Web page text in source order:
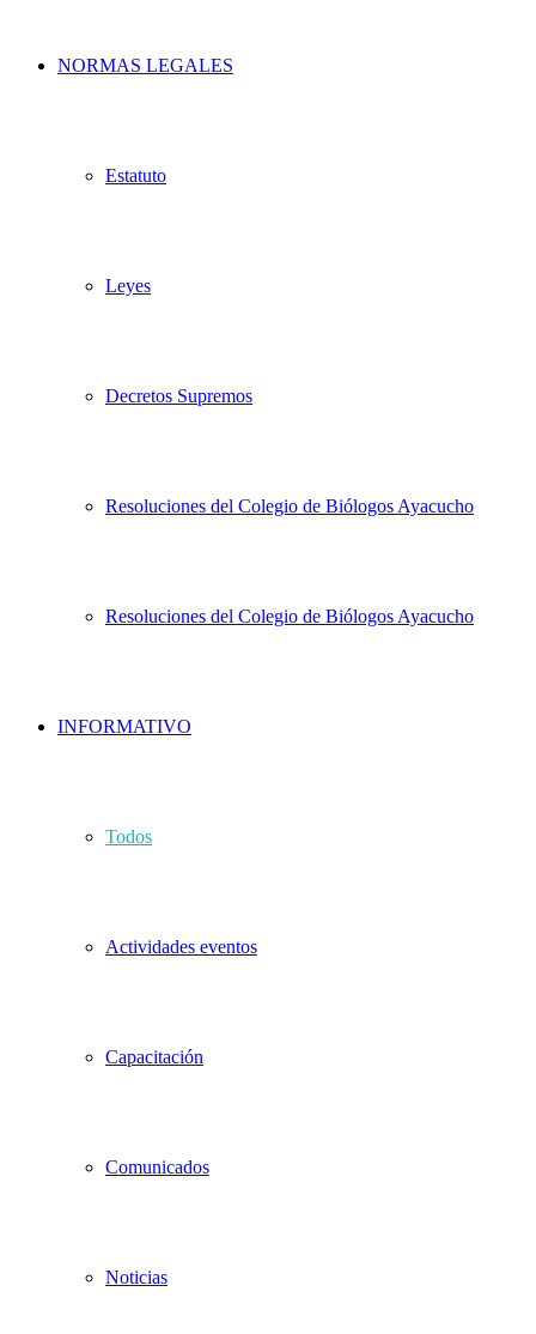
NORMAS LEGALES
Estatuto
Leyes
Decretos Supremos
Resoluciones del Colegio de Biólogos Ayacucho
Resoluciones del Colegio de Biólogos Ayacucho
INFORMATIVO
Todos
Actividades eventos
Capacitación
Comunicados
Noticias